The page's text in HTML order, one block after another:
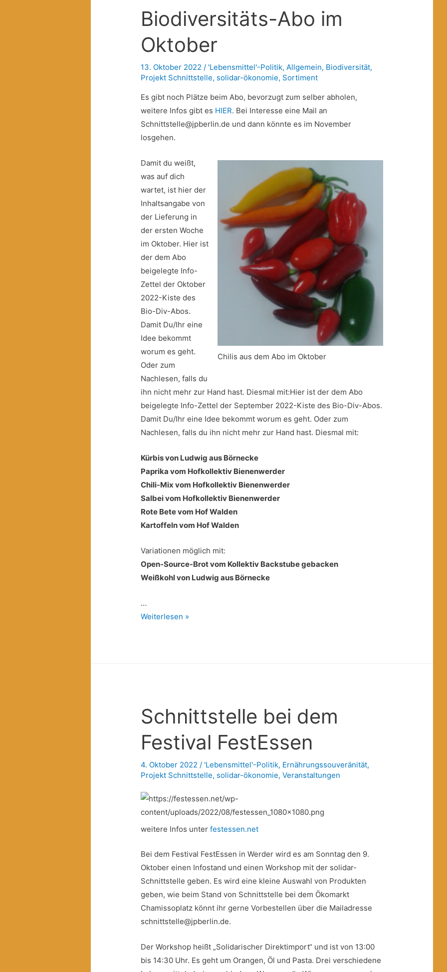
Biodiversitäts-Abo im
Oktober
13. Oktober 2022 / 'Lebensmittel'-Politik,Allgemein, Biodiversität,
Projekt Schnittstelle, solidar-ökonomie, Sortiment
Es gibt noch Plätze beim Abo, bevorzugt zum selber abholen,
weitere Infos gibt es HIER. Bei Interesse eine Mail an
Schnittstelle@jpberlin.de und dann könnte es im November
losgehen.
Chilis aus dem Abo im Oktober
Damit du weißt,
was auf dich
wartet, ist hier der
Inhaltsangabe von
der Lieferung in
der ersten Woche
im Oktober. Hier ist
der dem Abo
beigelegte Info-
Zettel der Oktober
2022-Kiste des
Bio-Div-Abos.
Damit Du/Ihr eine
Idee bekommt
worum es geht.
Oder zum
Nachlesen, falls du
ihn nicht mehr zur Hand hast. Diesmal mit:Hier ist der dem Abo
beigelegte Info-Zettel der September 2022-Kiste des Bio-Div-Abos.
Damit Du/Ihr eine Idee bekommt worum es geht. Oder zum
Nachlesen, falls du ihn nicht mehr zur Hand hast. Diesmal mit:
Kürbis von Ludwig aus Börnecke
Paprika vom Hofkollektiv Bienenwerder
Chili-Mix vom Hofkollektiv Bienenwerder
Salbei vom Hofkollektiv Bienenwerder
Rote Bete vom Hof Walden
Kartoffeln vom Hof Walden
Variationen möglich mit:
Open-Source-Brot vom Kollektiv Backstube gebacken
Weißkohl von Ludwig aus Börnecke
…
Biodiversitäts-
Weiterlesen »
Schnittstelle bei dem
Festival FestEssen
4. Oktober 2022 / 'Lebensmittel'-Politik, Ernährungssouveränität,
Projekt Schnittstelle, solidar-ökonomie,Veranstaltungen
weitere Infos unterfestessen.net
Bei dem Festival FestEssen in Werder wird es am Sonntag den 9.
Oktober einen Infostand und einen Workshop mit der solidar-
Schnittstelle geben. Es wird eine kleine Auswahl von Produkten
geben, wie beim Stand von Schnittstelle bei dem Ökomarkt
Chamissoplatz könnt ihr gerne Vorbestellen über die Mailadresse
schnittstelle@jpberlin.de.
Der Workshop heißt „Solidarischer Direktimport“ und ist von 13:00
bis 14:30 Uhr. Es geht um Orangen, Öl und Pasta. Drei verschiedene